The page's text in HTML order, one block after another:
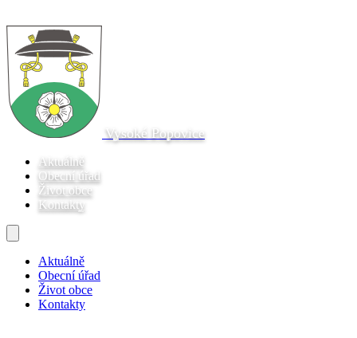
Vysoké Popovice
Aktuálně
Obecní úřad
Život obce
Kontakty
Aktuálně
Obecní úřad
Život obce
Kontakty